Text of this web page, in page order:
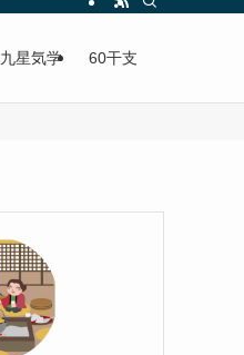
九星気学 60干支